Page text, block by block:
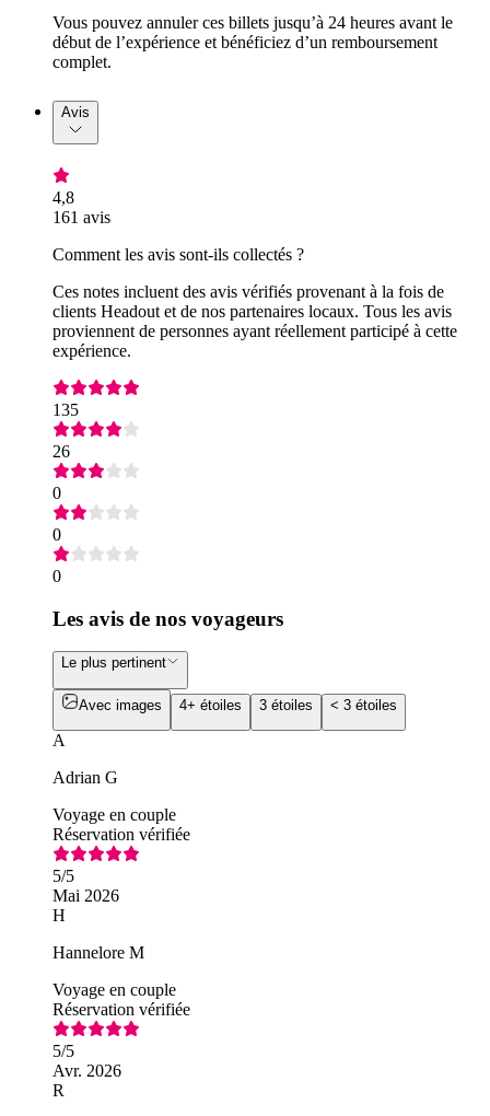
Vous pouvez annuler ces billets jusqu’à 24 heures avant le
début de l’expérience et bénéficiez d’un remboursement
complet.
Avis
4,8
161 avis
Comment les avis sont-ils collectés ?
Ces notes incluent des avis vérifiés provenant à la fois de
clients Headout et de nos partenaires locaux. Tous les avis
proviennent de personnes ayant réellement participé à cette
expérience.
135
26
0
0
0
Les avis de nos voyageurs
Le plus pertinent
Avec images 4+ étoiles 3 étoiles < 3 étoiles
A
Adrian G
Voyage en couple
Réservation vérifiée
5/5
Mai 2026
H
Hannelore M
Voyage en couple
Réservation vérifiée
5/5
Avr. 2026
R